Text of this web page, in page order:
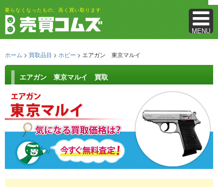
MENU
要らなくなったもの、高く買い取ります
ホーム > 買取品目 > ホビー > エアガン 東京マルイ
エアガン 東京マルイ 買取